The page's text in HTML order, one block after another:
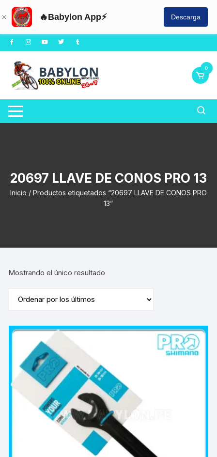
🔥Babylon App⚡ Descarga
Saltar
al
contenido
0
20697 LLAVE DE CONOS PRO 13
Inicio / Productos etiquetados “20697 LLAVE DE CONOS PRO
13”
Mostrando el único resultado